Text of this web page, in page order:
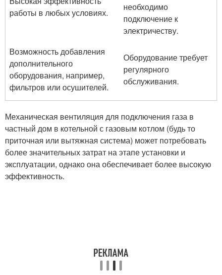
работы в любых условиях.
необходимо
подключение к
электричеству.
Возможность добавления
дополнительного
оборудования, например,
фильтров или осушителей.
Оборудование требует
регулярного
обслуживания.
Механическая вентиляция для подключения газа в
частный дом в котельной с газовым котлом (будь то
приточная или вытяжная система) может потребовать
более значительных затрат на этапе установки и
эксплуатации, однако она обеспечивает более высокую
эффективность.